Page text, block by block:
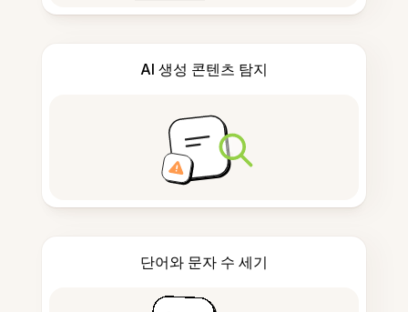
AI 생성 콘텐츠 탐지
단어와 문자 수 세기